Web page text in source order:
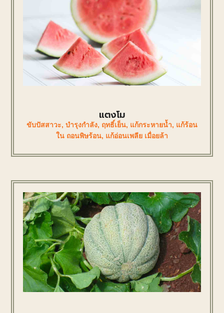
แตงโม
ขับปัสสาวะ, บำรุงกำลัง, ฤทธิ์เย็น, แก้กระหายน้ำ, แก้ร้อน
ใน ถอนพิษร้อน, แก้อ่อนเพลีย เมื่อยล้า